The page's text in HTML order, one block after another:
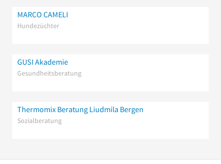
MARCO CAMELI
Hundezüchter
GUSI Akademie
Gesundheitsberatung
Thermomix Beratung Liudmila Bergen
Sozialberatung